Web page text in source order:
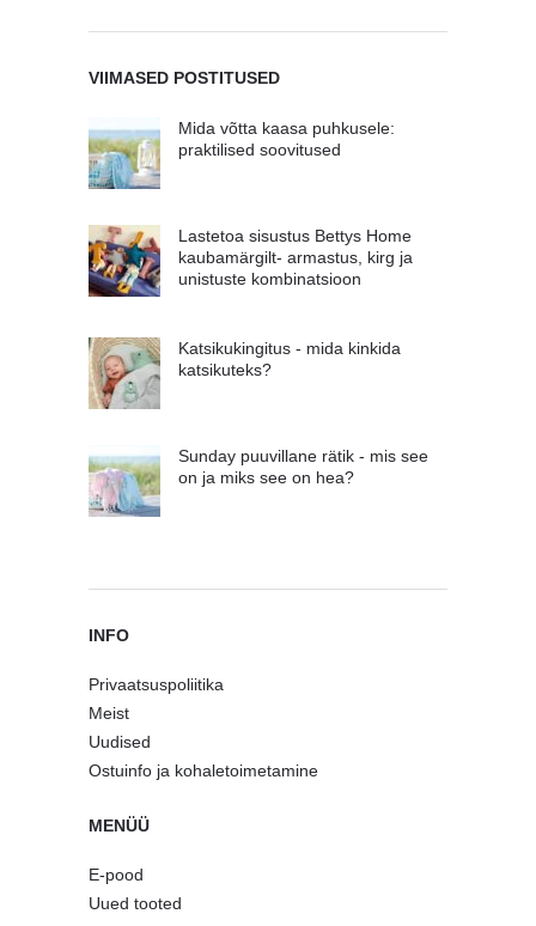
VIIMASED POSTITUSED
Mida võtta kaasa puhkusele:
praktilised soovitused
Lastetoa sisustus Bettys Home
kaubamärgilt- armastus, kirg ja
unistuste kombinatsioon
Katsikukingitus - mida kinkida
katsikuteks?
Sunday puuvillane rätik - mis see
on ja miks see on hea?
INFO
Privaatsuspoliitika
Meist
Uudised
Ostuinfo ja kohaletoimetamine
MENÜÜ
E-pood
Uued tooted